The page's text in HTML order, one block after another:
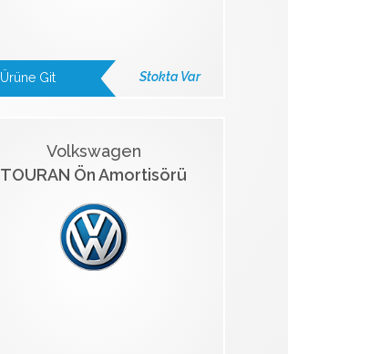
Ürüne Git Stokta Var
Volkswagen
TOURAN Ön Amortisörü